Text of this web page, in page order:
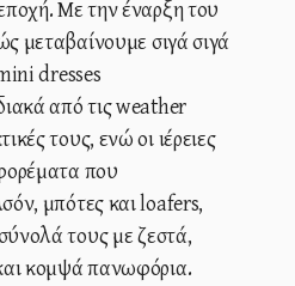
Με την έναρξη του
μεταβαίνουμε σιγά σιγά
dresses
από τις weather
τους, ενώ οι ιέρειες
που
μπότες και loafers,
τους με ζεστά,
κομψά πανωφόρια.